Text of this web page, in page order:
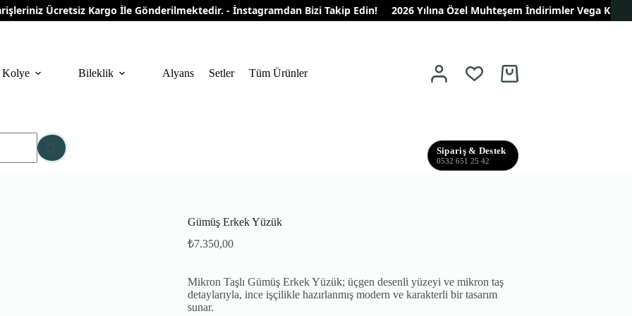
Ücretsiz Kargo İle Gönderilmektedir. - İnstagramdan Bizi Takip Edin! 2026 Yılına Özel Muhteşem İndirimler Vega
Kolye Bileklik Alyans Setler Tüm Ürünler
Shopping
Sipariş & Destek
0532 651 25 42
Gümüş Erkek Yüzük
₺7.350,00
Mikron Taşlı Gümüş Erkek Yüzük; üçgen desenli yüzeyi ve mikron taş
detaylarıyla, ince işçilikle hazırlanmış modern ve karakterli bir tasarım
sunar.